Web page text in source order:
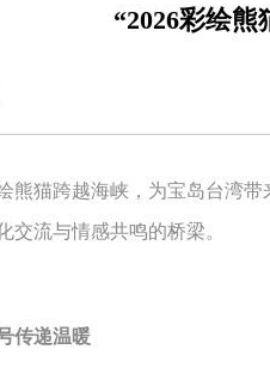
“2026彩绘
跨越海峡，为宝岛台湾带
交流与情感共鸣的桥梁。
传递温暖